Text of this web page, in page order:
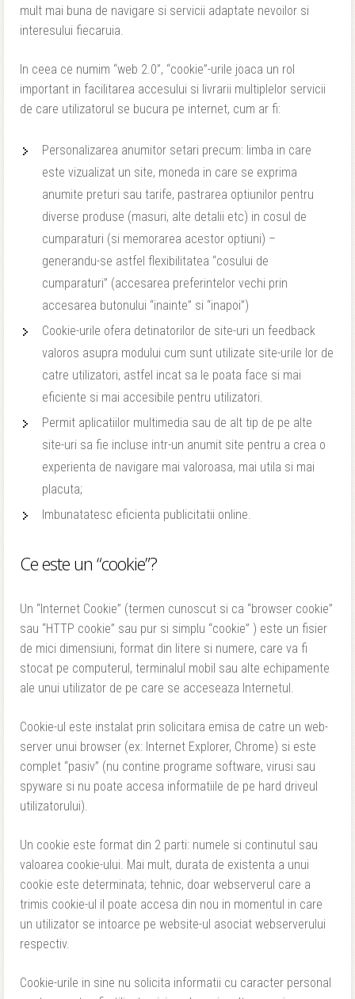
mult mai buna de navigare si servicii adaptate nevoilor si
interesului fiecaruia.
In ceea ce numim “web 2.0”, “cookie”-urile joaca un rol
important in facilitarea accesului si livrarii multiplelor servicii
de care utilizatorul se bucura pe internet, cum ar fi:
Personalizarea anumitor setari precum: limba in care
este vizualizat un site, moneda in care se exprima
anumite preturi sau tarife, pastrarea optiunilor pentru
diverse produse (masuri, alte detalii etc) in cosul de
cumparaturi (si memorarea acestor optiuni) –
generandu-se astfel flexibilitatea “cosului de
cumparaturi” (accesarea preferintelor vechi prin
accesarea butonului “inainte” si “inapoi”)
Cookie-urile ofera detinatorilor de site-uri un feedback
valoros asupra modului cum sunt utilizate site-urile lor de
catre utilizatori, astfel incat sa le poata face si mai
eficiente si mai accesibile pentru utilizatori.
Permit aplicatiilor multimedia sau de alt tip de pe alte
site-uri sa fie incluse intr-un anumit site pentru a crea o
experienta de navigare mai valoroasa, mai utila si mai
placuta;
Imbunatatesc eficienta publicitatii online.
Ce este un “cookie”?
Un “Internet Cookie” (termen cunoscut si ca “browser cookie”
sau “HTTP cookie” sau pur si simplu “cookie” ) este un fisier
de mici dimensiuni, format din litere si numere, care va fi
stocat pe computerul, terminalul mobil sau alte echipamente
ale unui utilizator de pe care se acceseaza Internetul.
Cookie-ul este instalat prin solicitara emisa de catre un web-
server unui browser (ex: Internet Explorer, Chrome) si este
complet “pasiv” (nu contine programe software, virusi sau
spyware si nu poate accesa informatiile de pe hard driveul
utilizatorului).
Un cookie este format din 2 parti: numele si continutul sau
valoarea cookie-ului. Mai mult, durata de existenta a unui
cookie este determinata; tehnic, doar webserverul care a
trimis cookie-ul il poate accesa din nou in momentul in care
un utilizator se intoarce pe website-ul asociat webserverului
respectiv.
Cookie-urile in sine nu solicita informatii cu caracter personal